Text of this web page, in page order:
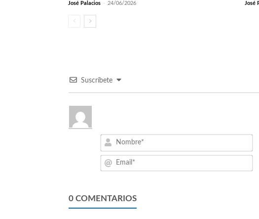
José Palacios - 24/06/2026 José
Suscríbete
0 COMENTARIOS